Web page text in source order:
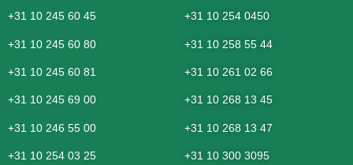
+31 10 245 60 45
+31 10 245 60 80
+31 10 245 60 81
+31 10 245 69 00
+31 10 246 55 00
+31 10 254 03 25
+31 10 254 0450
+31 10 258 55 44
+31 10 261 02 66
+31 10 268 13 45
+31 10 268 13 47
+31 10 300 3095